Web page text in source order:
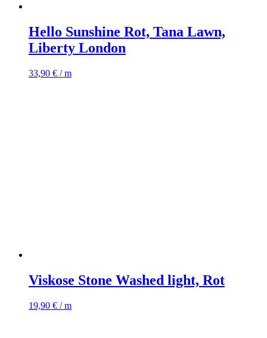
Hello Sunshine Rot, Tana Lawn,
Liberty London
33,90 € / m
Viskose Stone Washed light, Rot
19,90 € / m